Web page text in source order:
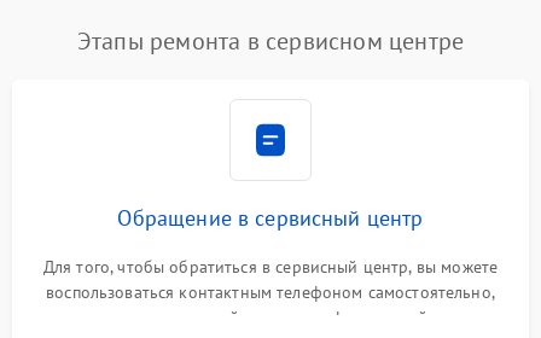
Этапы ремонта в сервисном центре
Обращение в сервисный центр
Для того, чтобы обратиться в сервисный центр, вы можете
воспользоваться контактным телефоном самостоятельно,
или оставить свой номер телефона на сайте